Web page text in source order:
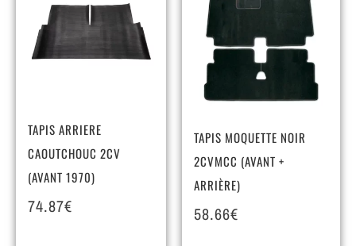
TAPIS ARRIERE
CAOUTCHOUC 2CV
(AVANT 1970)
74.87€
TAPIS MOQUETTE NOIR
2CVMCC (AVANT +
ARRIÈRE)
58.66€